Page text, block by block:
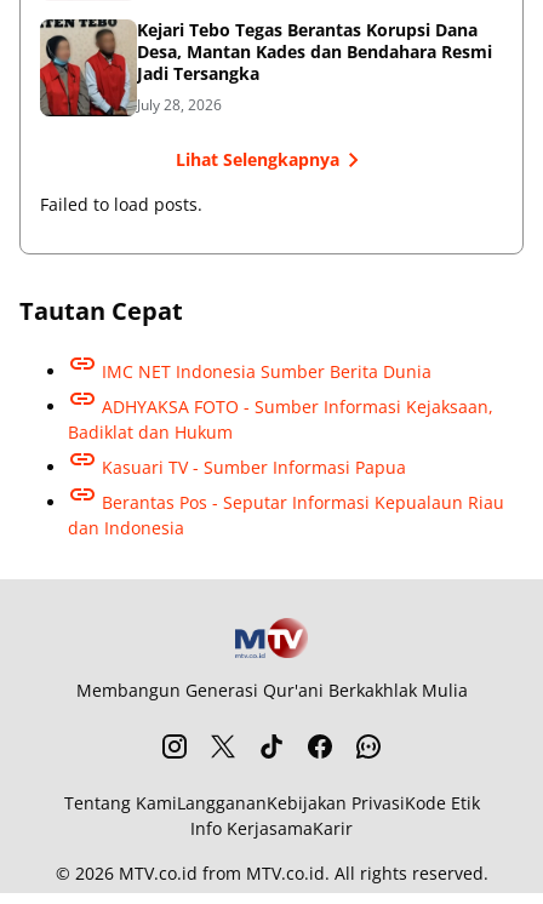
Kejari Tebo Tegas Berantas Korupsi Dana
Desa, Mantan Kades dan Bendahara Resmi
Jadi Tersangka
July 28, 2026
Lihat Selengkapnya
Failed to load posts.
Tautan Cepat
IMC NET Indonesia Sumber Berita Dunia
ADHYAKSA FOTO - Sumber Informasi Kejaksaan,
Badiklat dan Hukum
Kasuari TV - Sumber Informasi Papua
Berantas Pos - Seputar Informasi Kepualaun Riau
dan Indonesia
Membangun Generasi Qur'ani Berkakhlak Mulia
Tentang KamiLanggananKebijakan PrivasiKode Etik
Info KerjasamaKarir
© 2026 MTV.co.id from MTV.co.id. All rights reserved.